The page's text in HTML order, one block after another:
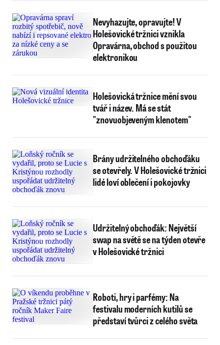
Nevyhazujte, opravujte! V
Holešovické tržnici vznikla
Opravárna, obchod s použitou
elektronikou
Holešovická tržnice mění svou
tvář i název. Má se stát
"znovuobjeveným klenotem"
Brány udržitelného obchoďáku
se otevřely. V Holešovické tržnici
lidé loví oblečení i pokojovky
Udržitelný obchoďák: Největší
swap na světě se na týden otevře
v Holešovické tržnici
Roboti, hry i parfémy: Na
festivalu moderních kutilů se
představí tvůrci z celého světa